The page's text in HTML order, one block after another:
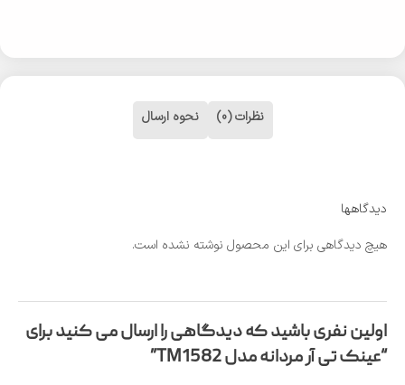
نظرات (0) نحوه ارسال
دیدگاهها
هیچ دیدگاهی برای این محصول نوشته نشده است.
اولین نفری باشید که دیدگاهی را ارسال می کنید برای
“عینک تی آر مردانه مدل TM1582”